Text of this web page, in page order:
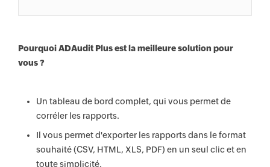
Pourquoi ADAudit Plus est la meilleure solution pour
vous ?
Un tableau de bord complet, qui vous permet de
corréler les rapports.
Il vous permet d'exporter les rapports dans le format
souhaité (CSV, HTML, XLS, PDF) en un seul clic et en
toute simplicité.